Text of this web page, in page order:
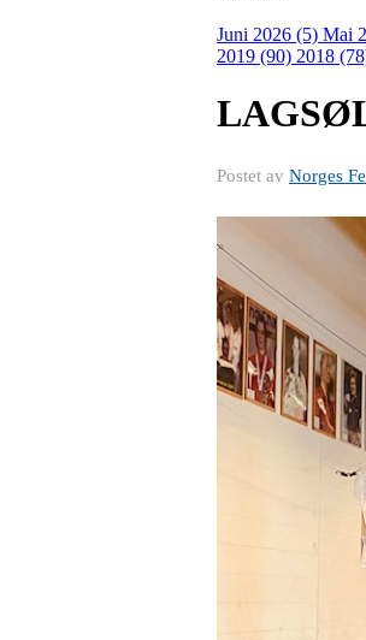
Juni 2026 (5) Mai
2019 (90) 2018
Postet av Norges